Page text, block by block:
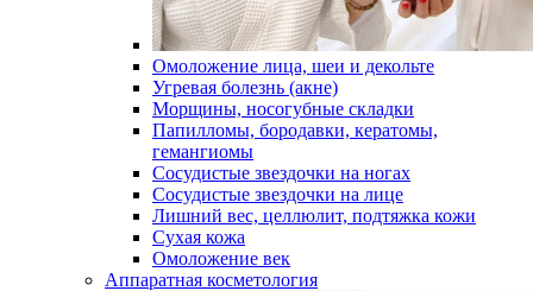
Омоложение лица, шеи и декольте
Угревая болезнь (акне)
Морщины, носогубные складки
Папилломы, бородавки, кератомы,
гемангиомы
Сосудистые звездочки на ногах
Сосудистые звездочки на лице
Лишний вес, целлюлит, подтяжка кожи
Сухая кожа
Омоложение век
Аппаратная косметология